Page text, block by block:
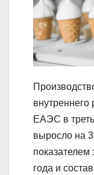
внутреннего
ЕАЭС в
выросло на
года и